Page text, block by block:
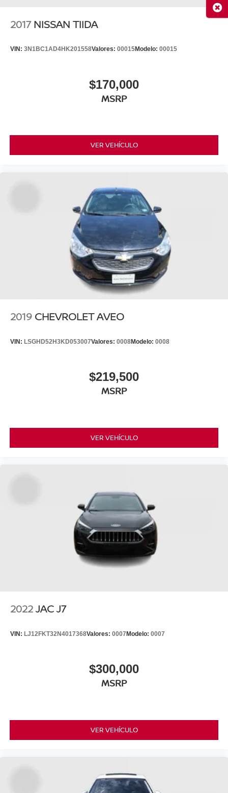
2017 NISSAN TIIDA
VIN: 3N1BC1AD4HK201558Valores: 00015Modelo: 00015
$170,000
MSRP
VER VEHÍCULO
2019 CHEVROLET AVEO
VIN: LSGHD52H3KD053007Valores: 0008Modelo: 0008
$219,500
MSRP
VER VEHÍCULO
2022JAC J7
VIN: LJ12FKT32N4017368Valores: 0007Modelo: 0007
$300,000
MSRP
VER VEHÍCULO